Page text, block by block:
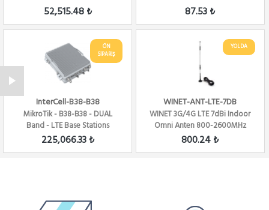
52,515.48 ₺ 87.53 ₺
ÖN
SİPARİŞ
InterCell-B38-B38
MikroTik - B38-B38 - DUAL
Band - LTE Base Stations
225,066.33 ₺
YOLDA
WINET-ANT-LTE-7DB
WINET 3G/4G LTE 7dBi Indoor
Omni Anten 800-2600MHz
800.24 ₺